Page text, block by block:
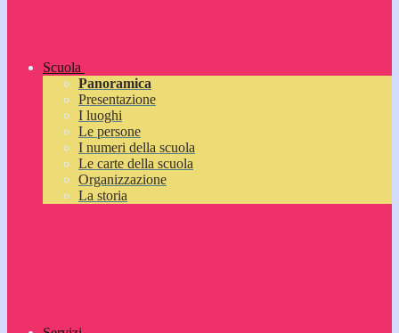
Scuola
Panoramica
Presentazione
I luoghi
Le persone
I numeri della scuola
Le carte della scuola
Organizzazione
La storia